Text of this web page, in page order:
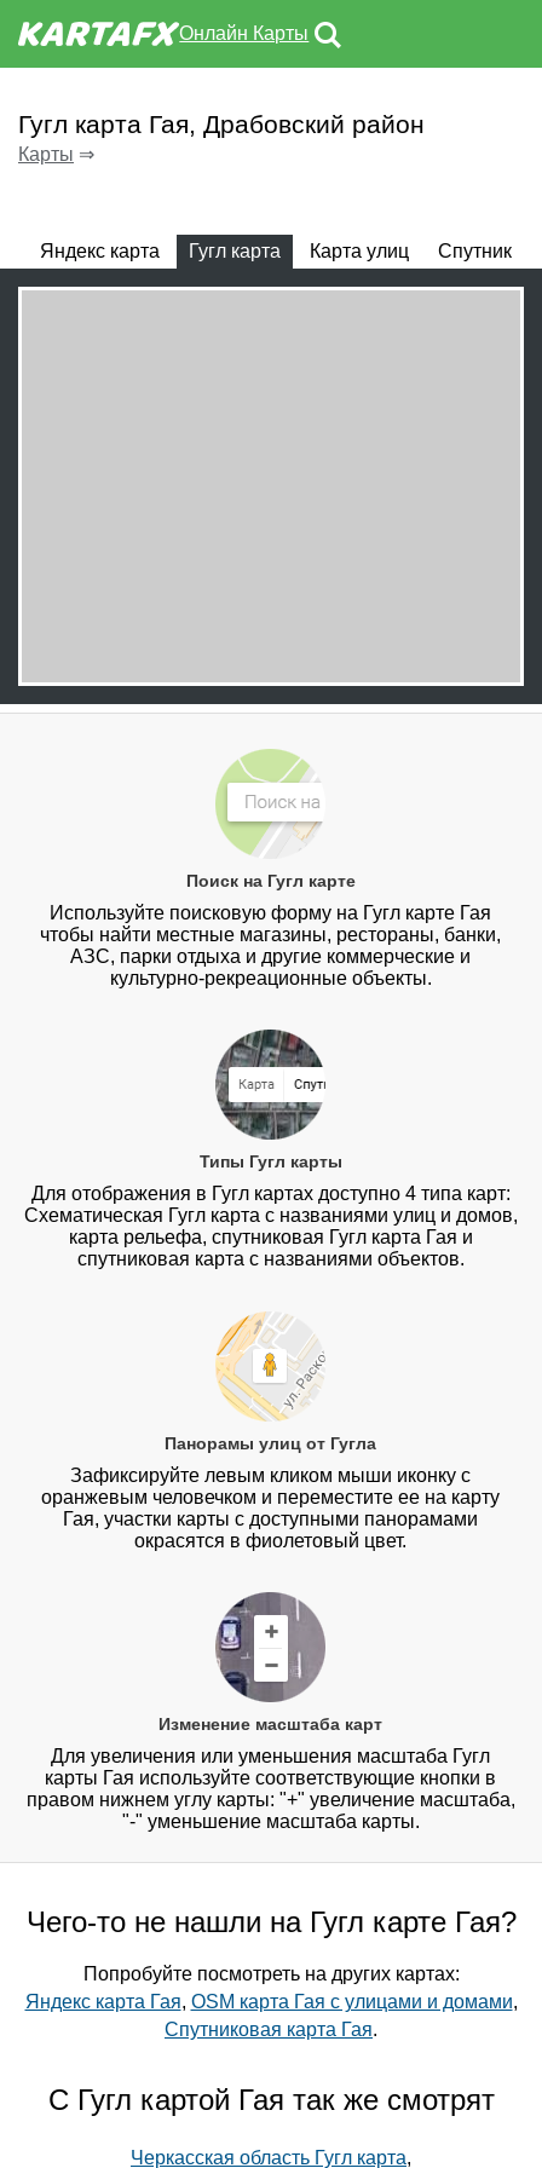
Онлайн Карты
Гугл карта Гая, Драбовский район
Карты ⇒
Яндекс карта Гугл карта Карта улиц Спутник
Поиск на Гугл карте
Используйте поисковую форму на Гугл карте Гая
чтобы найти местные магазины, рестораны, банки,
АЗС, парки отдыха и другие коммерческие и
культурно-рекреационные объекты.
Типы Гугл карты
Для отображения в Гугл картах доступно 4 типа карт:
Схематическая Гугл карта с названиями улиц и домов,
карта рельефа, спутниковая Гугл карта Гая и
спутниковая карта с названиями объектов.
Панорамы улиц от Гугла
Зафиксируйте левым кликом мыши иконку с
оранжевым человечком и переместите ее на карту
Гая, участки карты с доступными панорамами
окрасятся в фиолетовый цвет.
Изменение масштаба карт
Для увеличения или уменьшения масштаба Гугл
карты Гая используйте соответствующие кнопки в
правом нижнем углу карты: "+" увеличение масштаба,
"-" уменьшение масштаба карты.
Чего-то не нашли на Гугл карте Гая?
Попробуйте посмотреть на других картах:
Яндекс карта Гая, OSM карта Гая с улицами и домами,
Спутниковая карта Гая.
С Гугл картой Гая так же смотрят
Черкасская область Гугл карта,